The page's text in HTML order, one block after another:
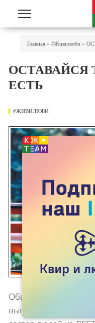
Перейти к основному
Главная » #живилюби »
ОСТАВАЙСЯ
ЕСТЬ
#ЖИВИЛЮБИ
Общественное
выпустило сборник,